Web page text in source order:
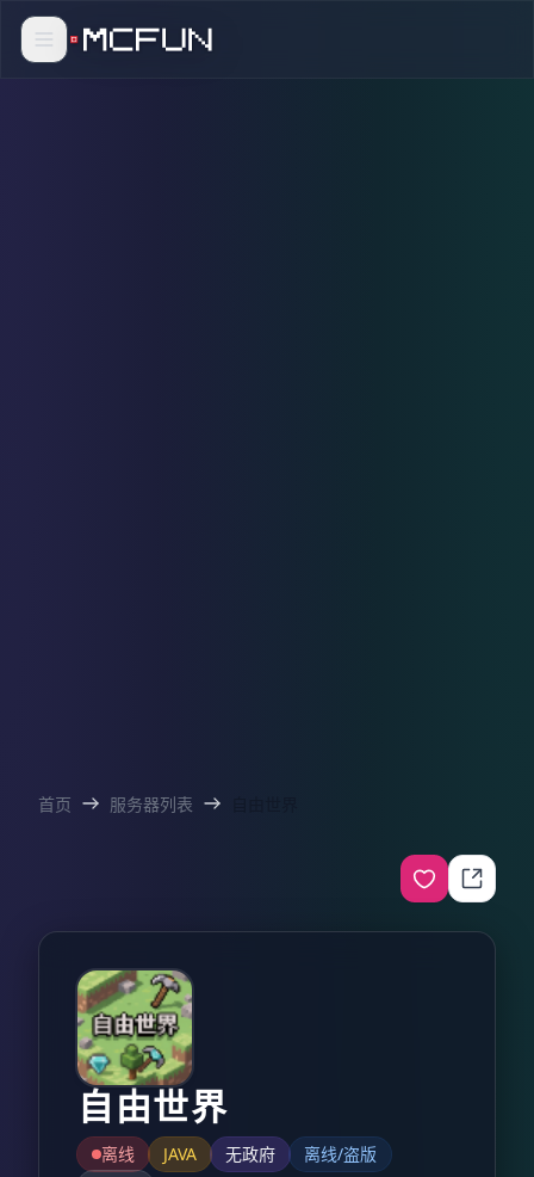
首页 服务器列表
自由世界
离线 JAVA 无政府
离线/盗版